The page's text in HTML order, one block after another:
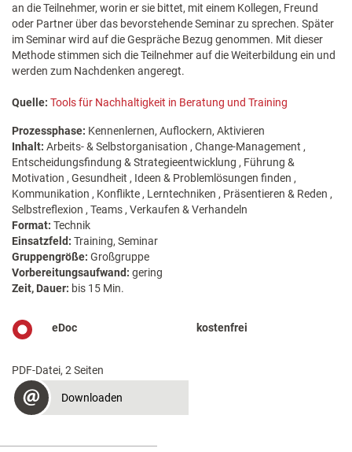
an die Teilnehmer, worin er sie bittet, mit einem Kollegen, Freund
oder Partner über das bevorstehende Seminar zu sprechen. Später
im Seminar wird auf die Gespräche Bezug genommen. Mit dieser
Methode stimmen sich die Teilnehmer auf die Weiterbildung ein und
werden zum Nachdenken angeregt.
Quelle: Tools für Nachhaltigkeit in Beratung und Training
Prozessphase: Kennenlernen, Auflockern, Aktivieren
Inhalt: Arbeits- & Selbstorganisation , Change-Management ,
Entscheidungsfindung & Strategieentwicklung , Führung &
Motivation , Gesundheit , Ideen & Problemlösungen finden ,
Kommunikation , Konflikte , Lerntechniken , Präsentieren & Reden ,
Selbstreflexion , Teams , Verkaufen & Verhandeln
Format: Technik
Einsatzfeld: Training, Seminar
Gruppengröße: Großgruppe
Vorbereitungsaufwand: gering
Zeit, Dauer: bis 15 Min.
eDoc kostenfrei
PDF-Datei, 2 Seiten
Downloaden